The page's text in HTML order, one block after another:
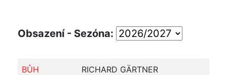
Obsazení - Sezóna:
BŮH RICHARD GÄRTNER